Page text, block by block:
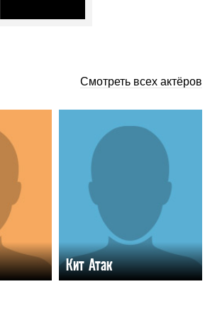
Смотреть всех актёров
Кит Атак